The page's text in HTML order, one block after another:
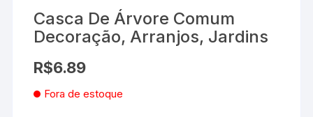
Casca De Árvore Comum
Decoração, Arranjos, Jardins
R$6.89
Fora de estoque